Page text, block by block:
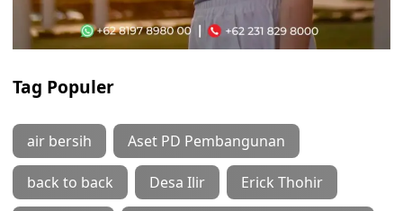
Tag Populer
air bersih Aset PD Pembangunan
back to back Desa Ilir Erick Thohir